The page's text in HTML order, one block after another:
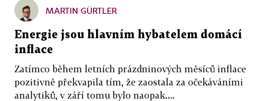
MARTIN GÜRTLER
Energie jsou hlavním hybatelem domácí
inflace
Zatímco během letních prázdninových měsíců inflace
pozitivně překvapila tím, že zaostala za očekáváními
analytiků, v září tomu bylo naopak....